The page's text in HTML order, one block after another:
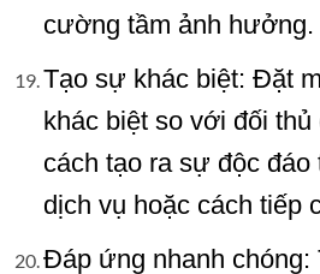
cường tầm ảnh hưởng.
Tạo sự khác biệt: Đặt
khác biệt so với đối thủ
cách tạo ra sự độc đáo
dịch vụ hoặc cách tiếp
Đáp ứng nhanh chóng: